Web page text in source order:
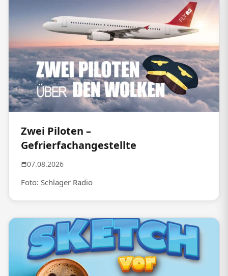
Zwei Piloten –
Gefrierfachangestellte
07.08.2026
Foto: Schlager Radio